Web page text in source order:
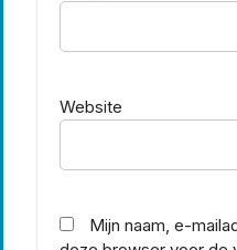
Website
Mijn naam, e-